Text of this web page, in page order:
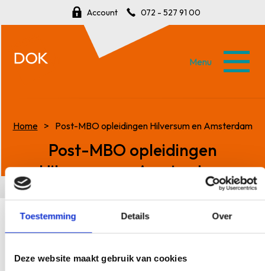
Toestemming Details Over
Deze website maakt gebruik van cookies
Account 072 - 527 91 00
Menu
Home Post-MBO opleidingen Hilversum en Amsterdam
Post-MBO opleidingen
Hilversum en Amsterdam
Wat leuk dat je interesse hebt in een van onze
opleidingen in Hilversum of Amsterdam! Hieronder vind